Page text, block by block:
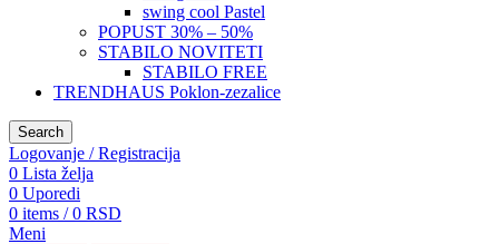
swing cool Pastel
POPUST 30% – 50%
STABILO NOVITETI
STABILO FREE
TRENDHAUS Poklon-zezalice
Search
Logovanje / Registracija
0 Lista želja
0 Uporedi
0 items / 0 RSD
Meni